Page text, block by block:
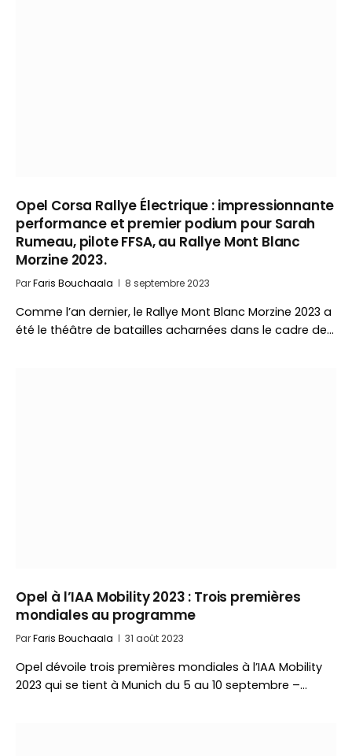
Opel Corsa Rallye Électrique : impressionnante
performance et premier podium pour Sarah
Rumeau, pilote FFSA, au Rallye Mont Blanc
Morzine 2023.
ParFaris Bouchaala 8 septembre 2023
Comme l’an dernier, le Rallye Mont Blanc Morzine 2023 a
été le théâtre de batailles acharnées dans le cadre de…
Opel à l’IAA Mobility 2023 : Trois premières
mondiales au programme
ParFaris Bouchaala 31 août 2023
Opel dévoile trois premières mondiales à l’IAA Mobility
2023 qui se tient à Munich du 5 au 10 septembre –…